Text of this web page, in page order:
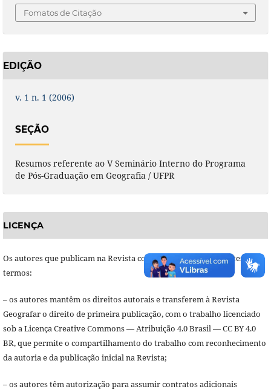
Fomatos de Citação
EDIÇÃO
v. 1 n. 1 (2006)
SEÇÃO
Resumos referente ao V Seminário Interno do Programa
de Pós-Graduação em Geografia / UFPR
LICENÇA
Os autores que publicam na Revista concordam com os seguintes
termos:
– os autores mantêm os direitos autorais e transferem à Revista
Geografar o direito de primeira publicação, com o trabalho licenciado
sob a Licença Creative Commons — Atribuição 4.0 Brasil — CC BY 4.0
BR, que permite o compartilhamento do trabalho com reconhecimento
da autoria e da publicação inicial na Revista;
– os autores têm autorização para assumir contratos adicionais